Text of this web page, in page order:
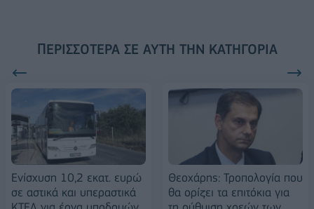
ΠΕΡΙΣΣΌΤΕΡΑ ΣΕ ΑΥΤΉ ΤΗΝ ΚΑΤΗΓΟΡΊΑ
Ενίσχυση 10,2 εκατ. ευρώ
σε αστικά και υπεραστικά
Θεοχάρης: Τροπολογία που
θα ορίζει τα επιτόκια για